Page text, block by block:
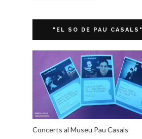
"EL SO DE PAU CASALS"
Concerts al Museu Pau Casals